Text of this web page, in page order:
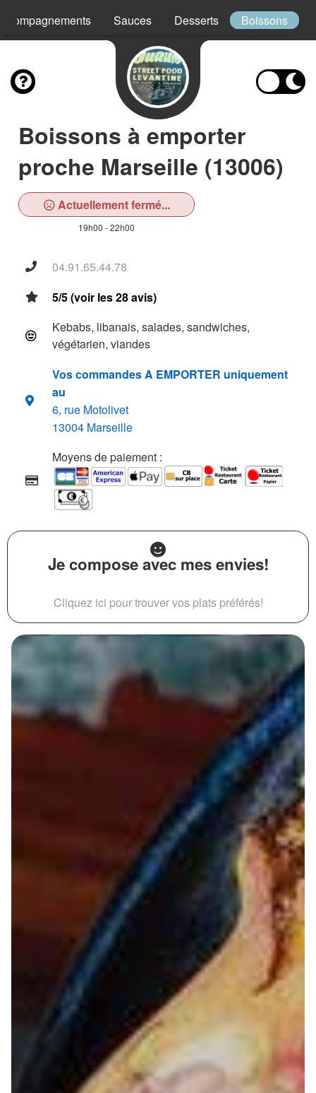
Sauces Desserts Boissons
Boissons à emporter
proche Marseille (13006)
Actuellement fermé...
19h00 - 22h00
04.91.65.44.78
5/5 (voir les 28 avis)
Kebabs, libanais, salades, sandwiches,
végétarien, viandes
Vos commandes A EMPORTER uniquement
au
6, rue Motolivet
13004 Marseille
Moyens de paiement :
Je compose avec mes envies!
Cliquez ici pour trouver vos plats préférés!